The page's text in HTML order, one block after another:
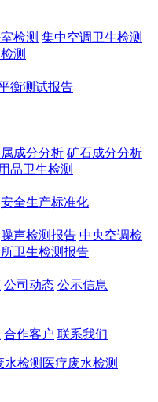
检测 集中空调卫生检测
测
衡测试报告
成分分析 矿石成分分析
品卫生检测
安全生产标准化
噪声检测报告 中央空调检
卫生检测报告
公司动态 公示信息
合作客户 联系我们
水检测 医疗废水检测